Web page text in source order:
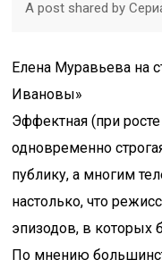
A post shared by
Елена Муравьева на
Ивановы»
Эффектная (при
одновременно
публику, а многим
настолько, что
эпизодов, в которых
По мнению